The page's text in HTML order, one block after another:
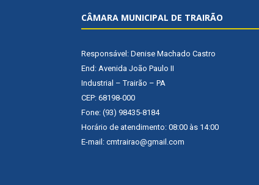
CÂMARA MUNICIPAL DE TRAIRÃO
Responsável: Denise Machado Castro
End: Avenida João Paulo II
Industrial – Trairão – PA
CEP: 68198-000
Fone: (93) 98435-8184
Horário de atendimento: 08:00 às 14:00
E-mail: cmtrairao@gmail.com